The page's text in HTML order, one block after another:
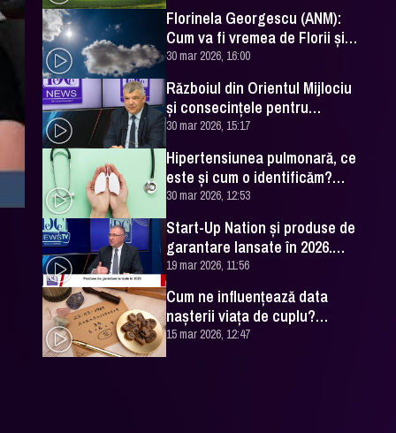
Florinela Georgescu (ANM):
Cum va fi vremea de Florii și
de Paște 2026
30 mar 2026, 16:00
Războiul din Orientul Mijlociu
și consecințele pentru
România. Excelența Sa Ovidiu
Dranga, interviu
30 mar 2026, 15:17
Hipertensiunea pulmonară, ce
este și cum o identificăm?
Explicațiile unui medic
specialist
30 mar 2026, 12:53
Start-Up Nation și produse de
garantare lansate în 2026.
Cătălin Leonte (FNGCIMM), la
DC News
19 mar 2026, 11:56
Cum ne influențează data
nașterii viața de cuplu?
Numerologul Romeo Popescu
are explicațiile
15 mar 2026, 12:47